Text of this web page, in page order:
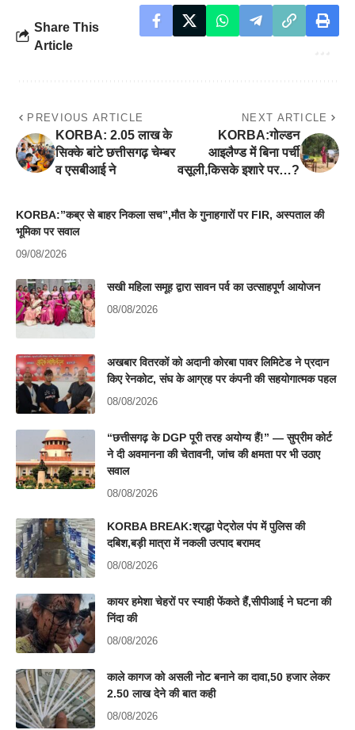
Share This
Article
PREVIOUS ARTICLE
KORBA: 2.05 लाख के
सिक्के बांटे छत्तीसगढ़ चेम्बर
व एसबीआई ने
NEXT ARTICLE
KORBA:गोल्डन
आइलैण्ड में बिना पर्ची
वसूली,किसके इशारे पर…?
KORBA:”कब्र से बाहर निकला सच”,मौत के गुनाहगारों पर FIR, अस्पताल की
भूमिका पर सवाल
09/08/2026
सखी महिला समूह द्वारा सावन पर्व का उत्साहपूर्ण आयोजन
08/08/2026
अखबार वितरकों को अदानी कोरबा पावर लिमिटेड ने प्रदान
किए रेनकोट, संघ के आग्रह पर कंपनी की सहयोगात्मक पहल
08/08/2026
“छत्तीसगढ़ के DGP पूरी तरह अयोग्य हैं!” — सुप्रीम कोर्ट
ने दी अवमानना की चेतावनी, जांच की क्षमता पर भी उठाए
सवाल
08/08/2026
KORBA BREAK:श्रद्धा पेट्रोल पंप में पुलिस की
दबिश,बड़ी मात्रा में नकली उत्पाद बरामद
08/08/2026
कायर हमेशा चेहरों पर स्याही फेंकते हैं,सीपीआई ने घटना की
निंदा की
08/08/2026
काले कागज को असली नोट बनाने का दावा,50 हजार लेकर
2.50 लाख देने की बात कही
08/08/2026